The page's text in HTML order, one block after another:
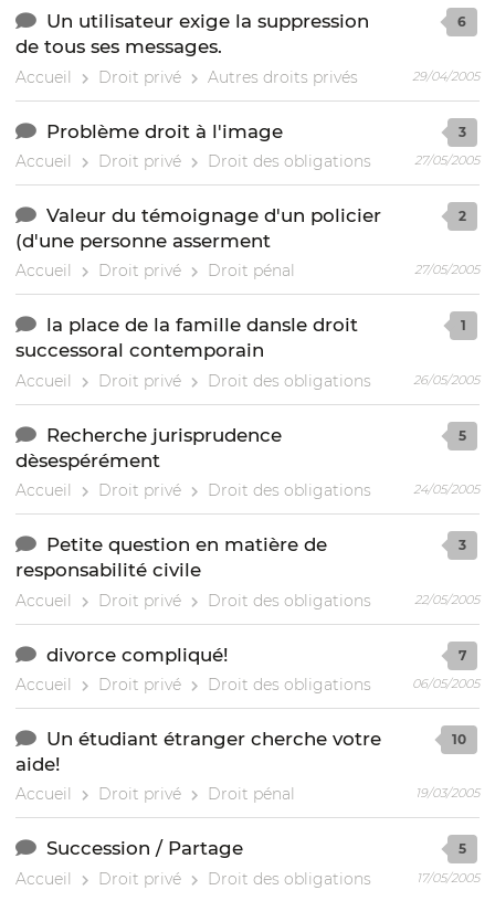
Un utilisateur exige la suppression
de tous ses messages.
Accueil Droit privé Autres droits privés
6
29/04/2005
Problème droit à l'image
Accueil Droit privé Droit des obligations
3
27/05/2005
Valeur du témoignage d'un policier
(d'une personne asserment
Accueil Droit privé Droit pénal
2
27/05/2005
la place de la famille dansle droit
successoral contemporain
Accueil Droit privé Droit des obligations
1
26/05/2005
Recherche jurisprudence
dèsespérément
Accueil Droit privé Droit des obligations
5
24/05/2005
Petite question en matière de
responsabilité civile
Accueil Droit privé Droit des obligations
3
22/05/2005
divorce compliqué!
Accueil Droit privé Droit des obligations
7
06/05/2005
Un étudiant étranger cherche votre
aide!
Accueil Droit privé Droit pénal
10
19/03/2005
Succession / Partage
Accueil Droit privé Droit des obligations
5
17/05/2005